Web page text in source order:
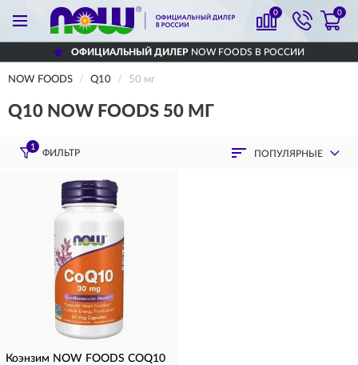
0 0
ОФИЦИАЛЬНЫЙ ДИЛЕРNOW FOODS В РОССИИ
NOW FOODS Q10 50 мг
Q10 NOW FOODS 50 МГ
1
ФИЛЬТР ПОПУЛЯРНЫЕ
Коэнзим NOW FOODS COQ10